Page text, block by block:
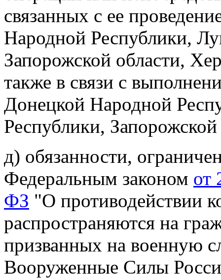
связанных с ее
Народной Республики,
Запорожской области,
также в связи с
Донецкой Народной
Республики,
д) обязанности,
Федеральным законом от
ФЗ "О противодействии
распространяются на
призванных на военную
Вооруженные Силы